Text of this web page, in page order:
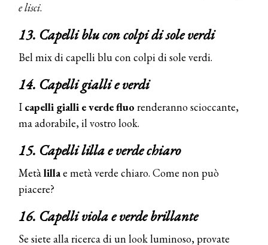
e lisci.
13. Capelli blu con colpi di sole verdi
Bel mix di capelli blu con colpi di sole verdi.
14. Capelli gialli e verdi
I capelli gialli e verde fluo renderanno scioccante,
ma adorabile, il vostro look.
15. Capelli lilla e verde chiaro
Metàlillae metà verde chiaro. Come non può
piacere?
16. Capelli viola e verde brillante
Se siete alla ricerca di un look luminoso, provate